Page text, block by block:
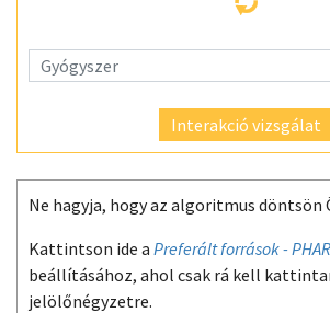
Interakció vizsgálat
Ne hagyja, hogy az algoritmus döntsön
Kattintson ide a Preferált források -
beállításához, ahol csak rá kell
jelölőnégyzetre.